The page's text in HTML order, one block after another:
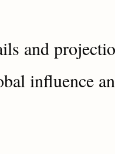
and
influence